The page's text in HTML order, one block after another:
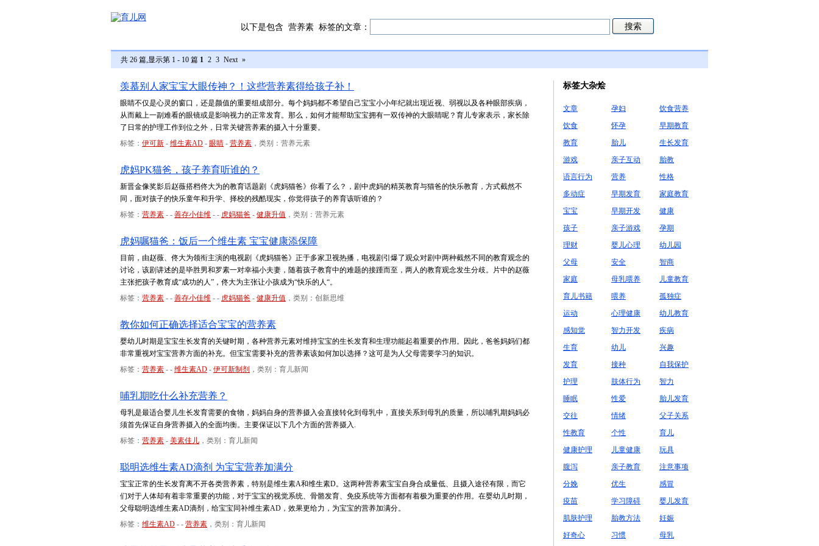
以下是包含 营养素 标签的文章：
共 26 篇,显示第 1 - 10 篇 1 2 3 Next »
羡慕别人家宝宝大眼传神？！这些营养素得给孩子补！
眼睛不仅是心灵的窗口，还是颜值的重要组成部分。每个妈妈都不希望自己宝宝小小年纪就出现近视、弱视以及各种眼部疾病，
从而戴上一副难看的眼镜或是影响视力的正常发育。那么，如何才能帮助宝宝拥有一双传神的大眼睛呢？育儿专家表示，家长除
了日常的护理工作到位之外，日常关键营养素的摄入十分重要。
标签： 伊可新 - 维生素AD - 眼睛 - 营养素 ，类别：营养元素
虎妈PK猫爸，孩子养育听谁的？
新晋金像奖影后赵薇搭档佟大为的教育话题剧《虎妈猫爸》你看了么？，剧中虎妈的精英教育与猫爸的快乐教育，方式截然不
同，面对孩子的快乐童年和升学、择校的残酷现实，你觉得孩子的养育该听谁的？
标签： 营养素 - - 善存小佳维 - - 虎妈猫爸 - 健康升值 ，类别：营养元素
虎妈嘱猫爸：饭后一个维生素 宝宝健康添保障
目前，由赵薇、佟大为领衔主演的电视剧《虎妈猫爸》正于多家卫视热播，电视剧引爆了观众对剧中两种截然不同的教育观念的
讨论，该剧讲述的是毕胜男和罗素一对幸福小夫妻，随着孩子教育中的难题的接踵而至，两人的教育观念发生分歧。片中的赵薇
主张把孩子教育成“成功的人”，佟大为主张让小孩成为“快乐的人“。
标签： 营养素 - - 善存小佳维 - - 虎妈猫爸 - 健康升值 ，类别：创新思维
教你如何正确选择适合宝宝的营养素
婴幼儿时期是宝宝生长发育的关键时期，各种营养元素对维持宝宝的生长发育和生理功能起着重要的作用。因此，爸爸妈妈们都
非常重视对宝宝营养方面的补充。但宝宝需要补充的营养素该如何加以选择？这可是为人父母需要学习的知识。
标签： 营养素 - - 维生素AD - 伊可新制剂 ，类别：育儿新闻
哺乳期吃什么补充营养？
母乳是最适合婴儿生长发育需要的食物，妈妈自身的营养摄入会直接转化到母乳中，直接关系到母乳的质量，所以哺乳期妈妈必
须首先保证自身营养摄入的全面均衡。主要保证以下几个方面的营养摄入.
标签： 营养素 - 美素佳儿 ，类别：育儿新闻
聪明选维生素AD滴剂 为宝宝营养加满分
宝宝正常的生长发育离不开各类营养素，特别是维生素A和维生素D。这两种营养素宝宝自身合成量低、且摄入途径有限，而它
们对于人体却有着非常重要的功能，对于宝宝的视觉系统、骨骼发育、免疫系统等方面都有着极为重要的作用。在婴幼儿时期，
父母聪明选维生素AD滴剂，给宝宝同补维生素AD，效果更给力，为宝宝的营养加满分。
标签： 维生素AD - - 营养素 ，类别：育儿新闻
标签大杂烩
文章 孕妇
饮食营养
饮食
怀孕
早期教育
教育
胎儿
生长发育
游戏
亲子互动
胎教
语言行为
营养
性格
多动症
早期发育
家庭教育
宝宝
早期开发
健康
孩子
亲子游戏
孕期
理财
婴儿心理
幼儿园
父母
安全
智商
家庭
母乳喂养
儿童教育
育儿书籍
喂养
孤独症
运动
心理健康
幼儿教育
感知觉
智力开发
疾病
生育
幼儿
兴趣
发育
接种
自我保护
护理
肢体行为
智力
睡眠
性爱
胎儿发育
交往
情绪
父子关系
性教育
个性
育儿
健康护理
儿童健康
玩具
腹泻
亲子教育
注意事项
分娩
优生
感冒
疫苗
学习障碍
婴儿发育
肌肤护理
胎教方法
妊娠
好奇心
习惯
母乳